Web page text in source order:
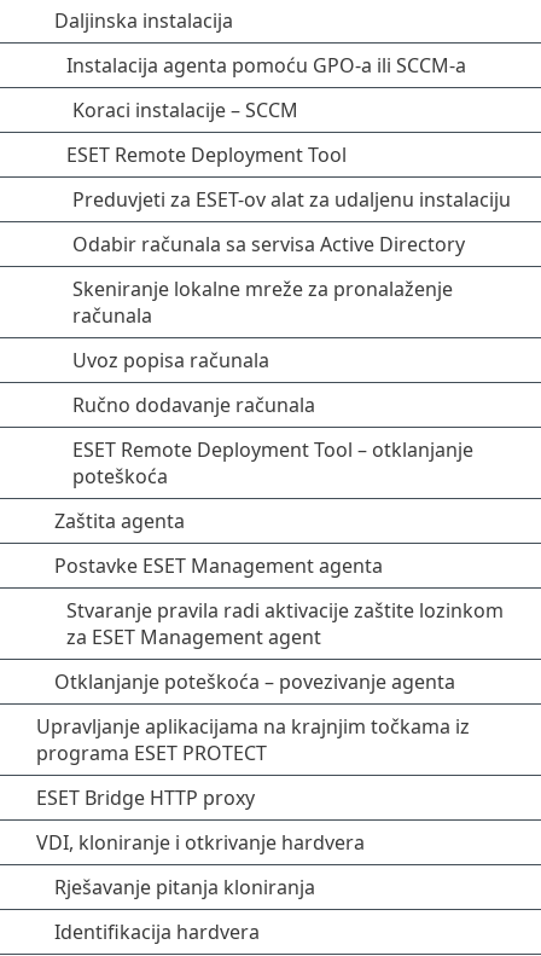
Daljinska instalacija
Instalacija agenta pomoću GPO-a ili SCCM-a
Koraci instalacije – SCCM
ESET Remote Deployment Tool
Preduvjeti za ESET-ov alat za udaljenu instalaciju
Odabir računala sa servisa Active Directory
Skeniranje lokalne mreže za pronalaženje
računala
Uvoz popisa računala
Ručno dodavanje računala
ESET Remote Deployment Tool – otklanjanje
poteškoća
Zaštita agenta
Postavke ESET Management agenta
Stvaranje pravila radi aktivacije zaštite lozinkom
za ESET Management agent
Otklanjanje poteškoća – povezivanje agenta
Upravljanje aplikacijama na krajnjim točkama iz
programa ESET PROTECT
ESET Bridge HTTP proxy
VDI, kloniranje i otkrivanje hardvera
Rješavanje pitanja kloniranja
Identifikacija hardvera